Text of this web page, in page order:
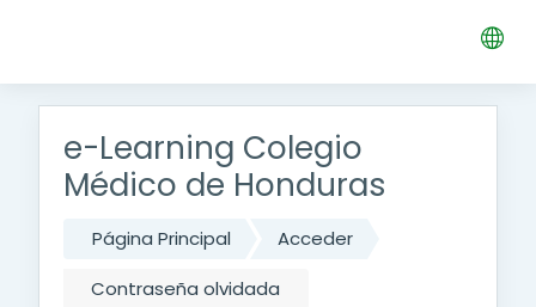
e-Learning Colegio
Médico de Honduras
Página Principal
Acceder
Contraseña olvidada